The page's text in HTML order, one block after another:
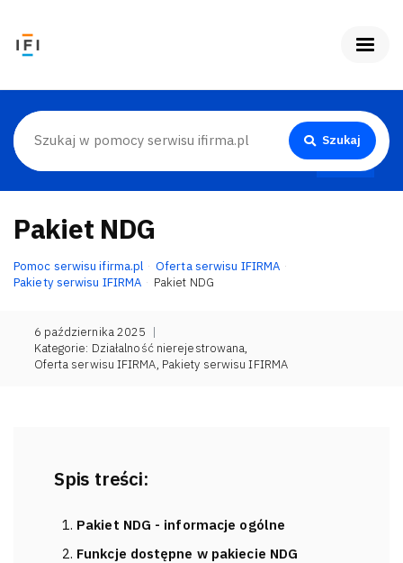
Szukaj
Pakiet NDG
Pomoc serwisu ifirma.pl
Oferta serwisu IFIRMA
Pakiety serwisu IFIRMA
Pakiet NDG
6 października 2025 |
Kategorie: Działalność nierejestrowana,
Oferta serwisu IFIRMA, Pakiety serwisu IFIRMA
Spis treści:
Pakiet NDG - informacje ogólne
Funkcje dostępne w pakiecie NDG